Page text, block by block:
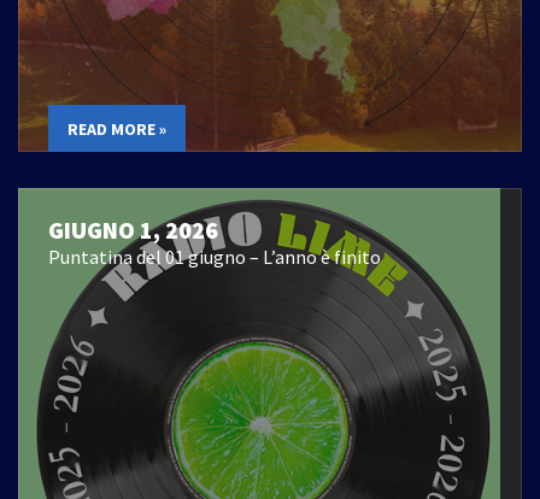
READ MORE »
GIUGNO 1, 2026
Puntatina del 01 giugno – L’anno è finito